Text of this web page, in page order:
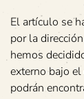
El artículo se
por la
hemos
externo bajo
podrán